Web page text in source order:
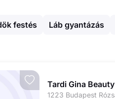
festés Láb gyantázás
Tardi Gina Beauty